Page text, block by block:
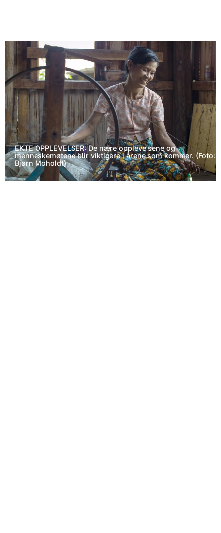
EKTE OPPLEVELSER: De nære opplevelsene og
menneskemøtene blir viktigere i årene som kommer. (Foto:
Bjørn Moholdt)